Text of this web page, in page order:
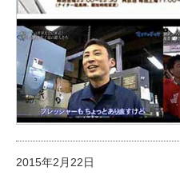
2015年2月22日